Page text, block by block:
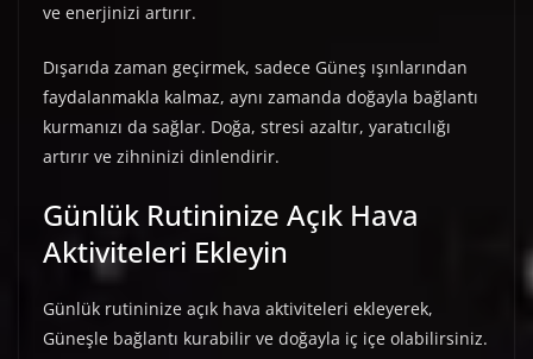
ve enerjinizi artırır.
Dışarıda zaman geçirmek, sadece Güneş ışınlarından
faydalanmakla kalmaz, aynı zamanda doğayla bağlantı
kurmanızı da sağlar. Doğa, stresi azaltır, yaratıcılığı
artırır ve zihninizi dinlendirir.
Günlük Rutininize Açık Hava
Aktiviteleri Ekleyin
Günlük rutininize açık hava aktiviteleri ekleyerek,
Güneşle bağlantı kurabilir ve doğayla iç içe olabilirsiniz.